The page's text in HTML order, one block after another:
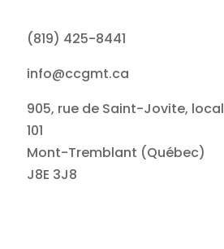
(819) 425-8441
info@ccgmt.ca
905, rue de Saint-Jovite, local
101
Mont-Tremblant (Québec)
J8E 3J8